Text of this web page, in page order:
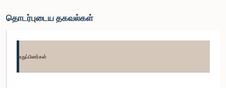
தொடர்புடைய தகவல்கள்
உறுப்பினர்கள்